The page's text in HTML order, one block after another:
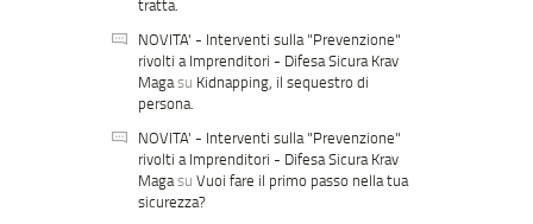
tratta.
NOVITA' - Interventi sulla "Prevenzione"
rivolti a Imprenditori - Difesa Sicura Krav
Magasu Kidnapping, il sequestro di
persona.
NOVITA' - Interventi sulla "Prevenzione"
rivolti a Imprenditori - Difesa Sicura Krav
MagasuVuoi fare il primo passo nella tua
sicurezza?